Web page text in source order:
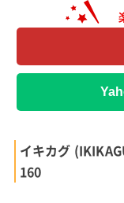
イキカグ
160